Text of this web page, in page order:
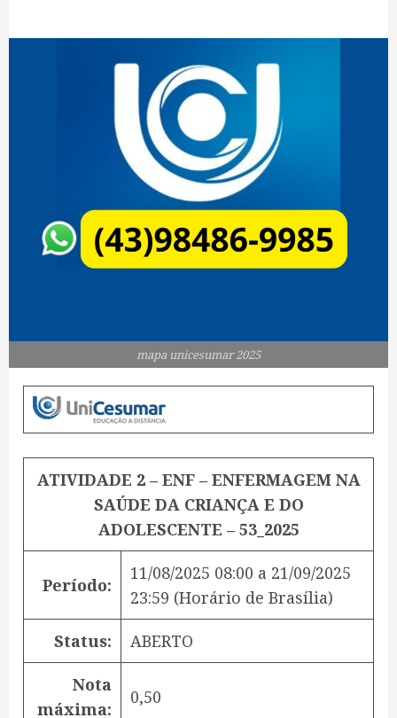
mapa unicesumar 2025
ATIVIDADE 2 – ENF – ENFERMAGEM NA
SAÚDE DA CRIANÇA E DO
ADOLESCENTE – 53_2025
Período:
11/08/2025 08:00 a 21/09/2025
23:59 (Horário de Brasília)
Status: ABERTO
Nota
máxima:
0,50